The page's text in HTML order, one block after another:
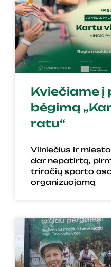
Kviečiame į
bėgimą
ratu“
Vilniečius ir
dar nepatirtą,
triračių sporto
organizuojamą